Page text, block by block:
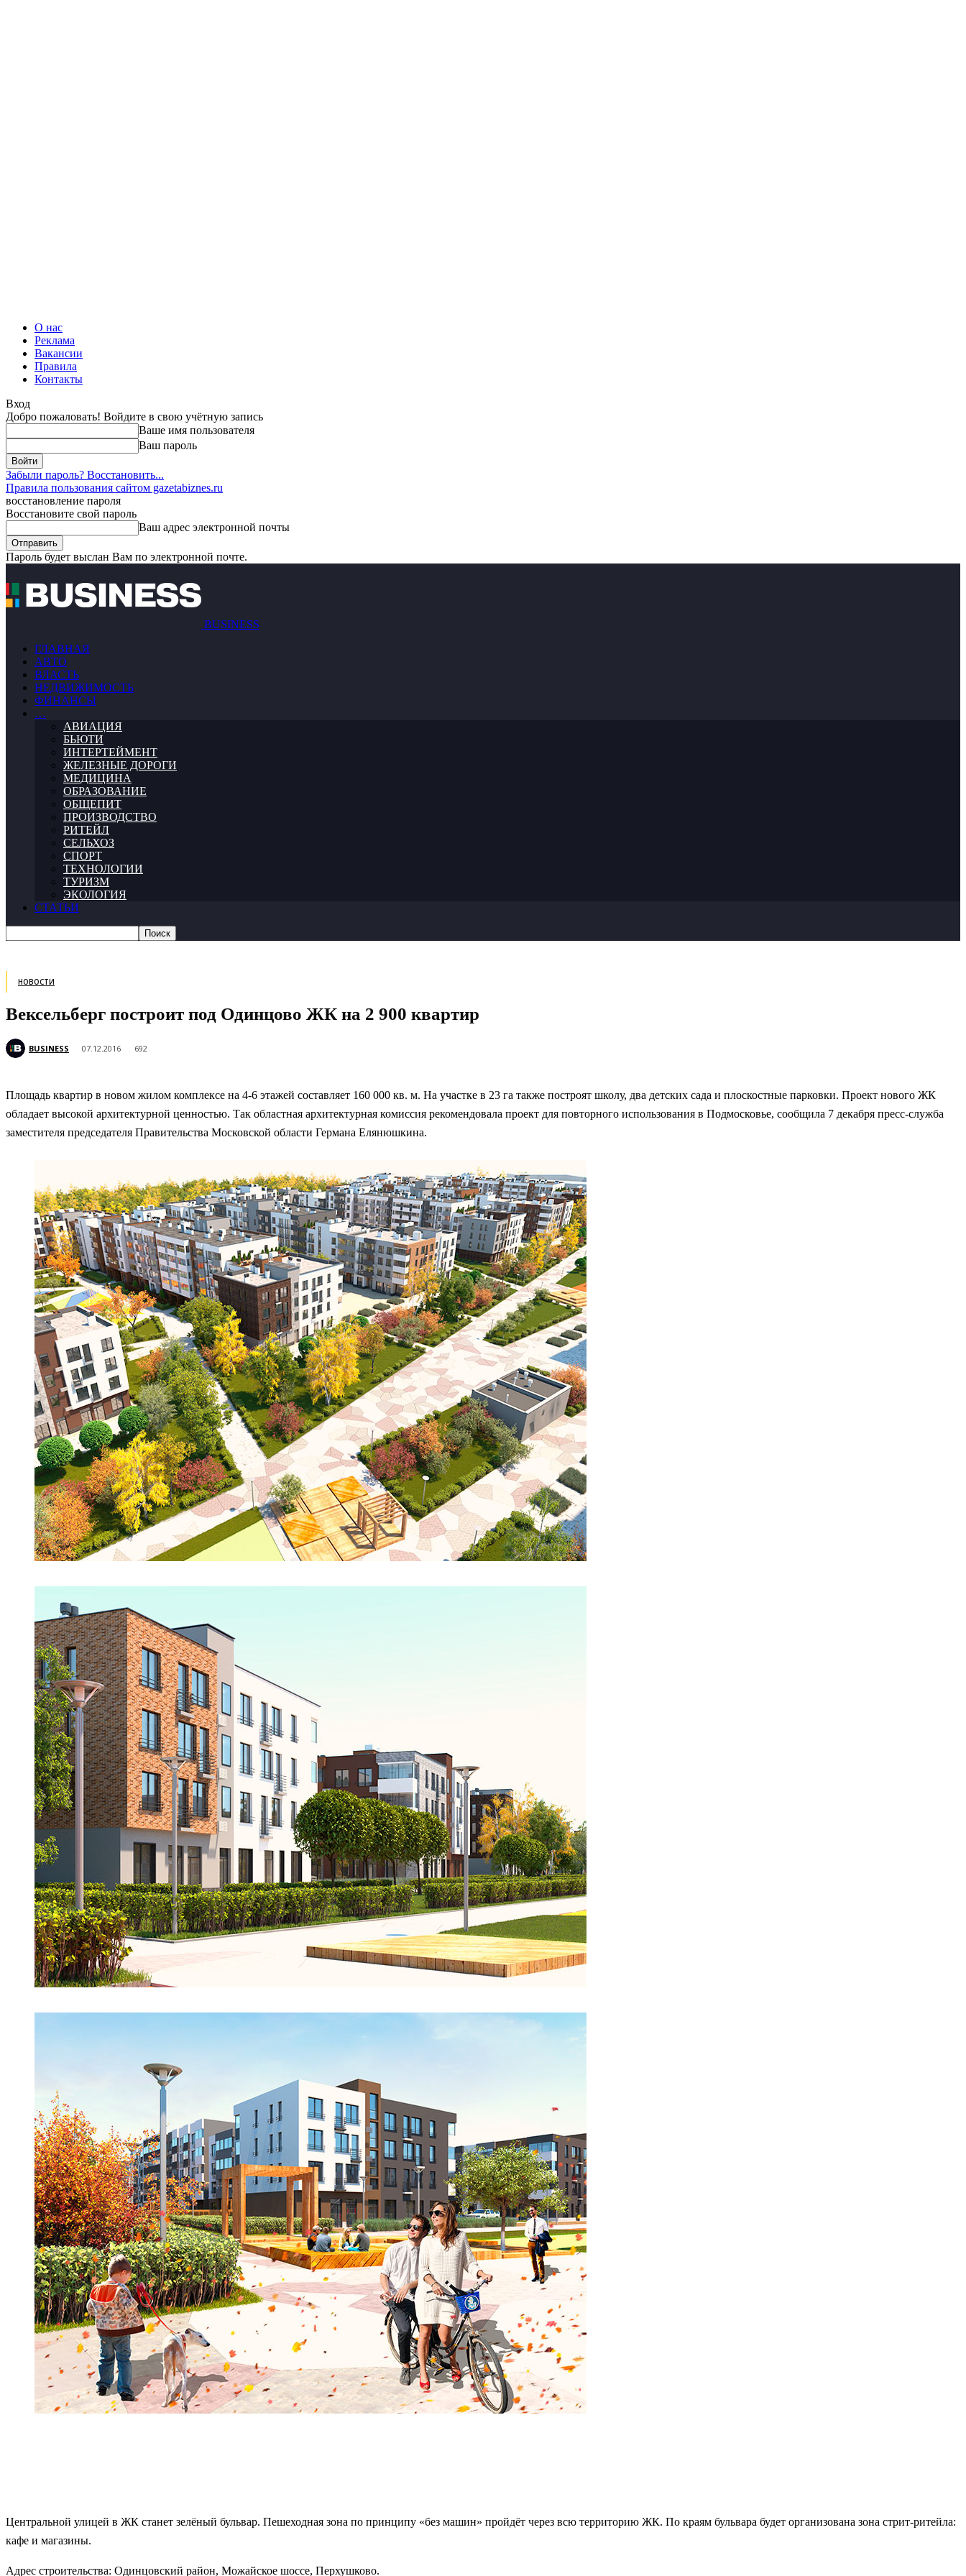
О нас
Реклама
Вакансии
Правила
Контакты
Вход
Добро пожаловать! Войдите в свою учётную запись
Ваше имя пользователя
Ваш пароль
Забыли пароль? Восстановить...
Правила пользования сайтом gazetabiznes.ru
восстановление пароля
Восстановите свой пароль
Ваш адрес электронной почты
Пароль будет выслан Вам по электронной почте.
BUSINESS
ГЛАВНАЯ
АВТО
ВЛАСТЬ
НЕДВИЖИМОСТЬ
ФИНАНСЫ
…
АВИАЦИЯ
БЬЮТИ
ИНТЕРТЕЙМЕНТ
ЖЕЛЕЗНЫЕ ДОРОГИ
МЕДИЦИНА
ОБРАЗОВАНИЕ
ОБЩЕПИТ
ПРОИЗВОДСТВО
РИТЕЙЛ
СЕЛЬХОЗ
СПОРТ
ТЕХНОЛОГИИ
ТУРИЗМ
ЭКОЛОГИЯ
СТАТЬИ
НОВОСТИ
Вексельберг построит под Одинцово ЖК на 2 900 квартир
BUSINESS 07.12.2016 692
Площадь квартир в новом жилом комплексе на 4-6 этажей составляет 160 000 кв. м. На участке в 23 га также построят школу, два детских сада и плоскостные парковки. Проект нового ЖК
обладает высокой архитектурной ценностью. Так областная архитектурная комиссия рекомендовала проект для повторного использования в Подмосковье, сообщила 7 декабря пресс-служба
заместителя председателя Правительства Московской области Германа Елянюшкина.
Центральной улицей в ЖК станет зелёный бульвар. Пешеходная зона по принципу «без машин» пройдёт через всю территорию ЖК. По краям бульвара будет организована зона стрит-ритейла:
кафе и магазины.
Адрес строительства: Одинцовский район, Можайское шоссе, Перхушково.